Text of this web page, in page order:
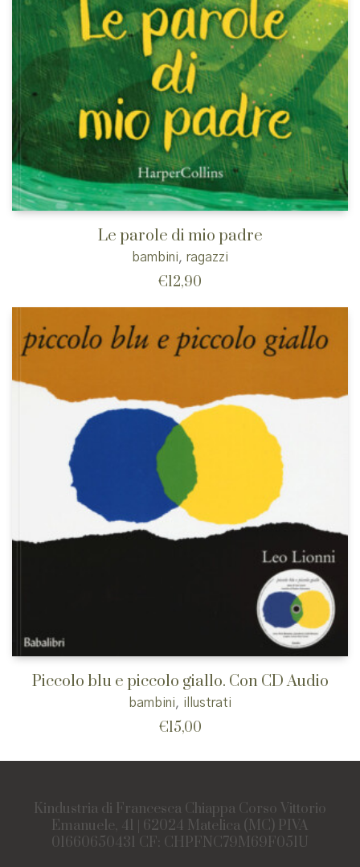
Le parole di mio padre
bambini, ragazzi
€12,90
Piccolo blu e piccolo giallo. Con CD Audio
bambini, illustrati
€15,00
Kindustria di Francesca Chiappa Corso Vittorio
Emanuele, 41 | 62024 Matelica (MC) PIVA
01660650431 CF: CHPFNC79M69F051U